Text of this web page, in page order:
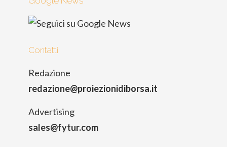
Contatti
Redazione
redazione@proiezionidiborsa.it
Advertising
sales@fytur.com